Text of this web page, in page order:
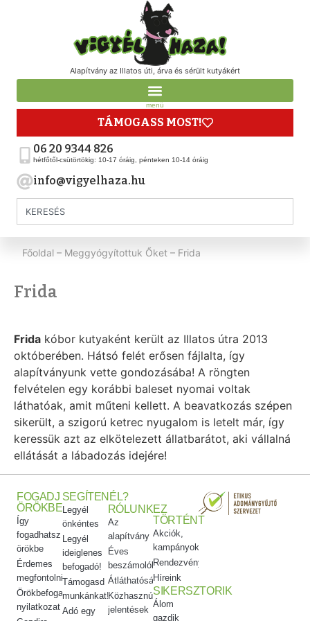
Alapítvány az Illatos úti, árva és sérült kutyákért
menü
TÁMOGASS MOST!
06 20 9344 826
hétfőtől-csütörtökig: 10-17 óráig, pénteken 10-14 óráig
info@vigyelhaza.hu
Főoldal – Meggyógyítottuk Őket – Frida
Frida
Frida kóbor kutyaként került az Illatos útra 2013
októberében. Hátsó felét erősen fájlalta, így
alapítványunk vette gondozásába! A röngten
felvételen egy korábbi baleset nyomai voltak
láthatóak, amit műteni kellett. A beavatkozás szépen
sikerült, a szigorú ketrec nyugalom is letelt már, így
keressük azt az elkötelezett állatbarátot, aki vállalná
ellátását a lábadozás idejére!
FOGADJ
ÖRÖKBE
Így
fogadhatsz
örökbe
Érdemes
megfontolni
Örökbefogadói
nyilatkozat
SEGÍTENÉL?
Legyél
önkéntes
Legyél
ideiglenes
befogadó!
Támogasd
munkánkat!
Adó egy
RÓLUNK
Az
alapítvány
Éves
beszámolók
Átláthatóság
Közhasznúsági
jelentések
EZ
TÖRTÉNT
Akciók,
kampányok
Rendezvényeink
Híreink
SIKERSZTORIK
Álom
gazdik